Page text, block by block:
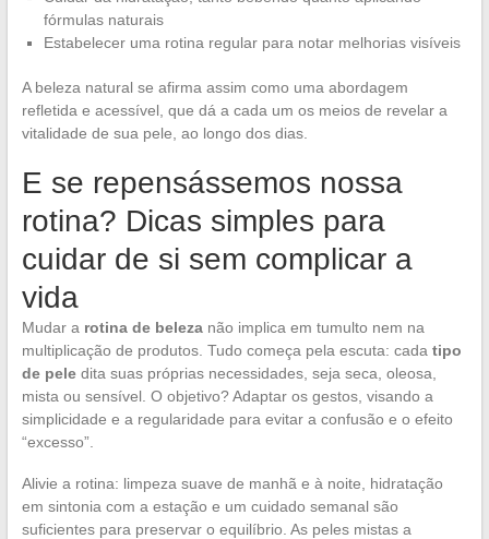
fórmulas naturais
Estabelecer uma rotina regular para notar melhorias visíveis
A beleza natural se afirma assim como uma abordagem
refletida e acessível, que dá a cada um os meios de revelar a
vitalidade de sua pele, ao longo dos dias.
E se repensássemos nossa
rotina? Dicas simples para
cuidar de si sem complicar a
vida
Mudar a rotina de belezanão implica em tumulto nem na
multiplicação de produtos. Tudo começa pela escuta: cada tipo
de peledita suas próprias necessidades, seja seca, oleosa,
mista ou sensível. O objetivo? Adaptar os gestos, visando a
simplicidade e a regularidade para evitar a confusão e o efeito
“excesso”.
Alivie a rotina: limpeza suave de manhã e à noite, hidratação
em sintonia com a estação e um cuidado semanal são
suficientes para preservar o equilíbrio. As peles mistas a